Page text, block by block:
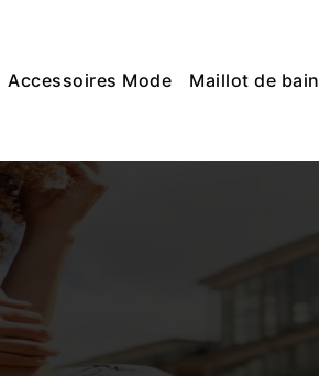
Accessoires Mode Maillot de bain